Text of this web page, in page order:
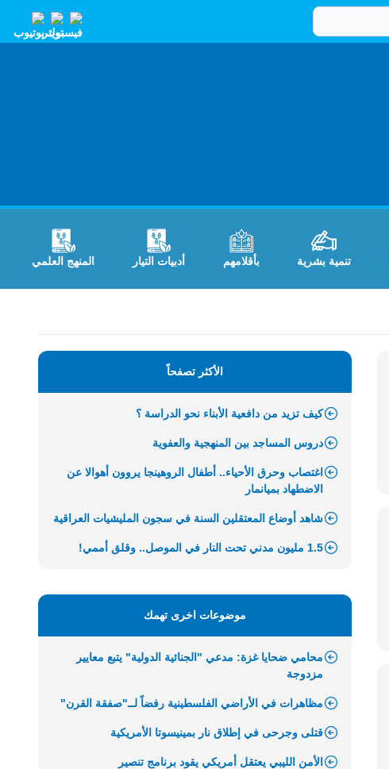
تنمية بشرية بأقلامهم أدبيات التيار المنهج العلمي
الأكثر تصفحاً
كيف تزيد من دافعية الأبناء نحو الدراسة ؟
دروس المساجد بين المنهجية والعفوية
اغتصاب وحرق الأحياء.. أطفال الروهينجا يروون أهوالا عن
الاضطهاد بميانمار
شاهد أوضاع المعتقلين السنة في سجون المليشيات العراقية
1.5 مليون مدني تحت النار في الموصل.. وقلق أممي!
موضوعات اخرى تهمك
محامي ضحايا غزة: مدعي "الجنائية الدولية" يتبع معايير
مزدوجة
مظاهرات في الأراضي الفلسطينية رفضاً لــ"صفقة القرن"
قتلى وجرحى في إطلاق نار بمينيسوتا الأمريكية
الأمن الليبي يعتقل أمريكي يقود برنامج تنصير